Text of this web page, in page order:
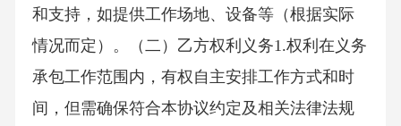
和支持，如提供工作场地、设备等（根据实际
情况而定）。（二）乙方权利义务1.权利在义务
承包工作范围内，有权自主安排工作方式和时
间，但需确保符合本协议约定及相关法律法规